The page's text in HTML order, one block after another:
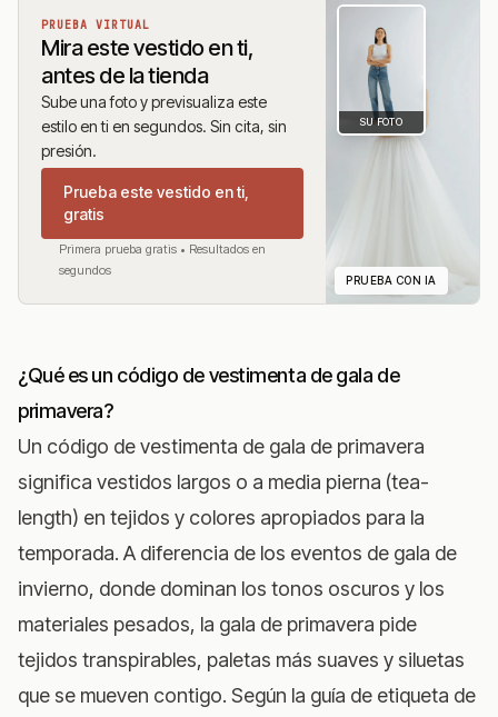
PRUEBA VIRTUAL
Mira este vestido en ti,
antes de la tienda
Sube una foto y previsualiza este
estilo en ti en segundos. Sin cita, sin
presión.
Prueba este vestido en ti,
gratis
Primera prueba gratis • Resultados en
segundos
SU FOTO
PRUEBA CON IA
¿Qué es un código de vestimenta de gala de
primavera?
Un código de vestimenta de gala de primavera
significa vestidos largos o a media pierna (tea-
length) en tejidos y colores apropiados para la
temporada. A diferencia de los eventos de gala de
invierno, donde dominan los tonos oscuros y los
materiales pesados, la gala de primavera pide
tejidos transpirables, paletas más suaves y siluetas
que se mueven contigo. Según la guía de etiqueta de